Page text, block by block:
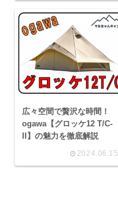
広々空間で贅沢な時間！
ogawa【グロッケ12 T/C-
II】の魅力を徹底解説
2024.06.15